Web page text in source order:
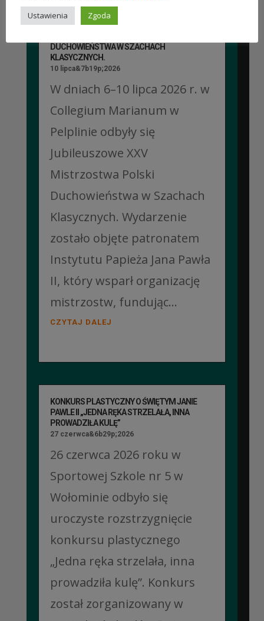
DUCHOWIEŃSTWA W SZACHACH
KLASYCZNYCH.
10 lipca&7b19p;2026
W dniach 6–10 lipca 2026 r. w
Collegium Marianum w
Pelplinie odbyły się
Jubileuszowe XXV
Mistrzostwa Polski
Duchowieństwa w Szachach
Klasycznych. Wydarzenie
zostało objęte patronatem
Instytutu Papieża Jana Pawła
II, który wsparł organizację
mistrzostw, fundując...
CZYTAJ DALEJ
KONKURS PLASTYCZNY O ŚWIĘTYM JANIE
PAWLE II „JEDNA RĘKA STRZELAŁA, INNA
PROWADZIŁA KULĘ”
27 czerwca&6b29p;2026
26 czerwca 2026 roku w
Sportowej Szkole nr 5 w
Wołominie odbyło się
uroczyste rozstrzygnięcie
konkursu plastycznego
„Jedna ręka strzelała, inna
prowadziła kulę”. Konkurs
został zorganizowany w
Ustawienia Zgoda